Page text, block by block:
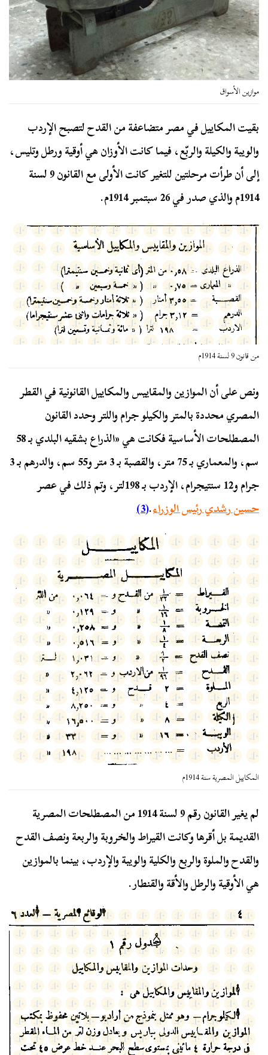
موازين الأسواق
بقيت المكاييل في مصر متضاعفة من القدح لتصبح الإردب
والويبة والكيلة والربّع، فيما كانت الأوزان هي أوقية ورطل وتليس،
إلى أن طرأت مرحلتين للتغير كانت الأولى مع القانون 9 لسنة
1914م والذي صدر في 26 سبتمبر 1914م.
من قانون 9 لسنة 1914م
ونص على أن الموازين والمقاييس والمكاييل القانونية في القطر
المصري محددة بالمتر والكيلو جرام واللتر وحدد القانون
المصطلحات الأساسية فكانت هي «الذراع بشقيه البلدي بـ 58
سم، والمعماري بـ 75 متر، والقصبة بـ 3 متر و55 سم، والدرهم بـ 3
جرام و12 سنتيجرام، الإردب بـ 198لتر، وتم ذلك في عصر
حسين رشدي رئيس الوزراء.
(3)
المكاييل المصرية سنة 1914م
لم يغير القانون رقم 9 لسنة 1914 من المصطلحات المصرية
القديمة بل أقرها وكانت القيراط والخروبة والربعة ونصف القدح
والقدح والملوة والربع والكلية والويبة والإردب، بينما بالموازين
هي الأوقية والرطل والأقة والقنطار.